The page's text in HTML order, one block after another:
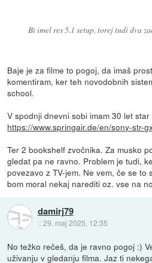
Bi imel res 5.1 setup, torej tudi dva
Baje je za filme to pogoj, da imaš
komentiram, ker teh novodobnih
school.
V spodnji dnevni sobi imam 30 let
https://www.springair.de/en/sony-str-
Ter 2 bookshelf zvočnika. Za musko
gledat pa ne ravno. Problem je tudi,
povezavo z TV-jem. Ne vem, če se to
bom moral nekaj narediti oz. vse na
damirj79
::29. maj 2025, 12:35
No težko rečeš, da je ravno pogoj :)
uživanju v gledanju filma. Jaz ti